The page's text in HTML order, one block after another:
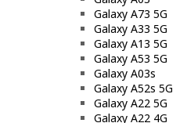
Galaxy A73 5G
Galaxy A33 5G
Galaxy A13 5G
Galaxy A53 5G
Galaxy A03s
Galaxy A52s 5G
Galaxy A22 5G
Galaxy A22 4G